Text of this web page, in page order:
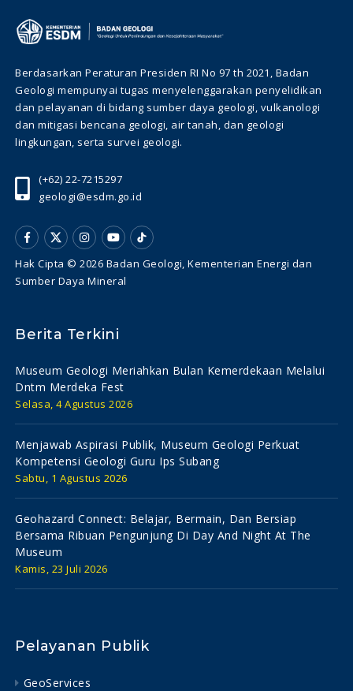
Berdasarkan Peraturan Presiden RI No 97 th 2021, Badan
Geologi mempunyai tugas menyelenggarakan penyelidikan
dan pelayanan di bidang sumber daya geologi, vulkanologi
dan mitigasi bencana geologi, air tanah, dan geologi
lingkungan, serta survei geologi.
(+62) 22-7215297
geologi@esdm.go.id
Hak Cipta © 2026 Badan Geologi, Kementerian Energi dan
Sumber Daya Mineral
Berita Terkini
Museum Geologi Meriahkan Bulan Kemerdekaan Melalui
Dntm Merdeka Fest
Selasa, 4 Agustus 2026
Menjawab Aspirasi Publik, Museum Geologi Perkuat
Kompetensi Geologi Guru Ips Subang
Sabtu, 1 Agustus 2026
Geohazard Connect: Belajar, Bermain, Dan Bersiap
Bersama Ribuan Pengunjung Di Day And Night At The
Museum
Kamis, 23 Juli 2026
Pelayanan Publik
GeoServices